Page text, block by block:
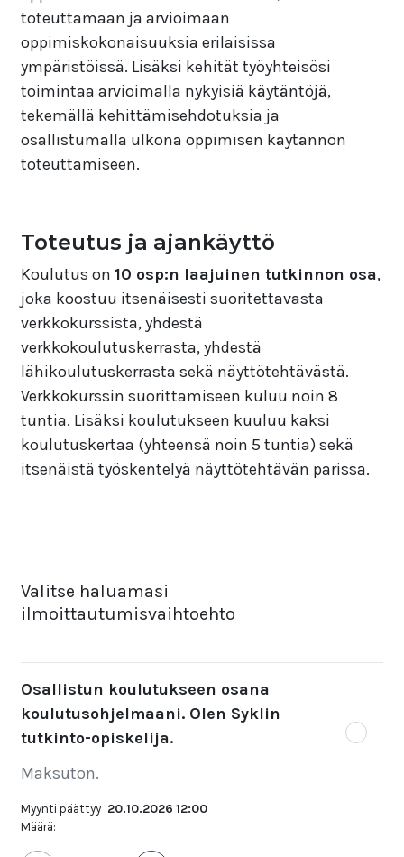
toteuttamaan ja arvioimaan
oppimiskokonaisuuksia erilaisissa
ympäristöissä. Lisäksi kehität työyhteisösi
toimintaa arvioimalla nykyisiä käytäntöjä,
tekemällä kehittämisehdotuksia ja
osallistumalla ulkona oppimisen käytännön
toteuttamiseen.
Toteutus ja ajankäyttö
Koulutus on 10 osp:n laajuinen tutkinnon osa,
joka koostuu itsenäisesti suoritettavasta
verkkokurssista, yhdestä
verkkokoulutuskerrasta, yhdestä
lähikoulutuskerrasta sekä näyttötehtävästä.
Verkkokurssin suorittamiseen kuluu noin 8
tuntia. Lisäksi koulutukseen kuuluu kaksi
koulutuskertaa (yhteensä noin 5 tuntia) sekä
itsenäistä työskentelyä näyttötehtävän parissa.
Valitse haluamasi
ilmoittautumisvaihtoehto
Osallistun koulutukseen osana
koulutusohjelmaani. Olen Syklin
tutkinto-opiskelija.
Maksuton.
Myynti päättyy 20.10.2026 12:00
Määrä: